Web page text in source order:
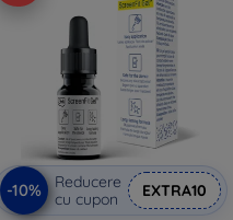
-10%
Reducere
cu cupon
EXTRA10